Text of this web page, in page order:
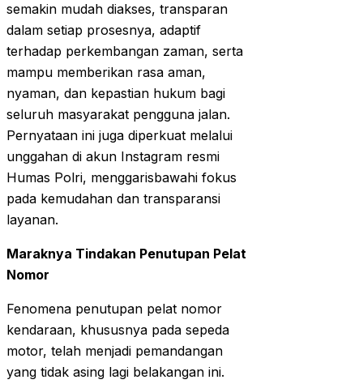
semakin mudah diakses, transparan
dalam setiap prosesnya, adaptif
terhadap perkembangan zaman, serta
mampu memberikan rasa aman,
nyaman, dan kepastian hukum bagi
seluruh masyarakat pengguna jalan.
Pernyataan ini juga diperkuat melalui
unggahan di akun Instagram resmi
Humas Polri, menggarisbawahi fokus
pada kemudahan dan transparansi
layanan.
Maraknya Tindakan Penutupan Pelat
Nomor
Fenomena penutupan pelat nomor
kendaraan, khususnya pada sepeda
motor, telah menjadi pemandangan
yang tidak asing lagi belakangan ini.